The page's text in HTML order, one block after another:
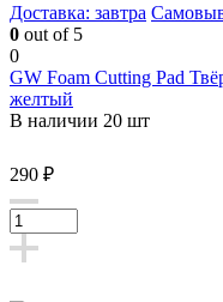
Доставка: завтра
0 out of 5
0
GW Foam Cutting Pad
желтый
В наличии 20 шт
290 ₽